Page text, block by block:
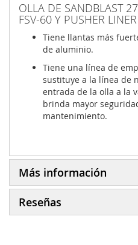
OLLA DE SANDBLAST
FSV-60 Y PUSHER LINER
Tiene llantas más
de aluminio.
Tiene una línea de
sustituye a la línea de
entrada de la olla a la
brinda mayor
mantenimiento.
Más información
Reseñas